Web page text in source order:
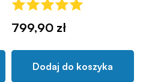
799,90 zł
Dodaj do koszyka